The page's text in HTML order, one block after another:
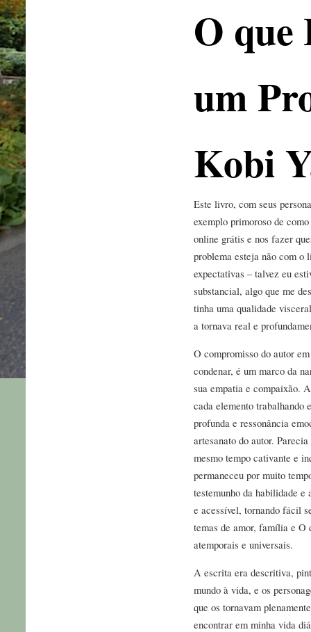
O que
um
Kobi
Este livro, com seus
exemplo primoroso de
online grátis e nos fazer
problema esteja não com o
expectativas – talvez eu
substancial, algo que me
tinha uma qualidade
a tornava real e
O compromisso do autor
condenar, é um marco da
sua empatia e compaixão.
cada elemento trabalhando
profunda e ressonância
artesanato do autor.
mesmo tempo cativante e
permaneceu por muito
testemunho da habilidade
e acessível, tornando fácil
temas de amor, família e O
atemporais e universais.
A escrita era descritiva,
mundo à vida, e os
que os tornavam
encontrar em minha vida